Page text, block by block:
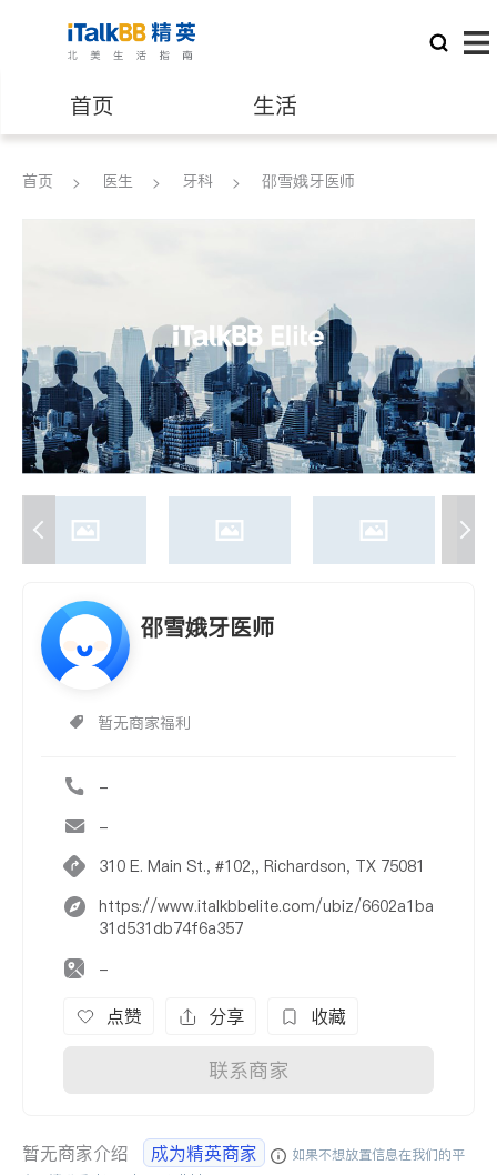
首页 生活
医生 律师
养老 非盈利组织
首页 医生 牙科 邵雪娥牙医师
邵雪娥牙医师
暂无商家福利
-
-
310 E. Main St., #102,, Richardson, TX 75081
https://www.italkbbelite.com/ubiz/6602a1ba
31d531db74f6a357
-
点赞 分享 收藏
联系商家
暂无商家介绍 成为精英商家
如果不想放置信息在我们的平